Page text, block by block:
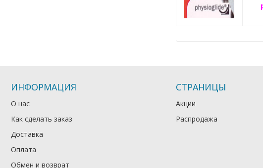
ИНФОРМАЦИЯ
О нас
Как сделать заказ
Доставка
Оплата
Обмен и возврат
СТРАНИЦЫ
Акции
Распродажа